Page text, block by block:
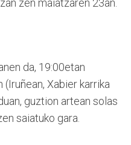
zen maiatzaren 23an.
da, 19:00etan
Xabier karrika
guztion artean solas
saiatuko gara.